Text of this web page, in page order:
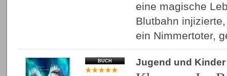
eine magische
Blutbahn
ein Nimmertoter,
BUCH Jugend und Kinder